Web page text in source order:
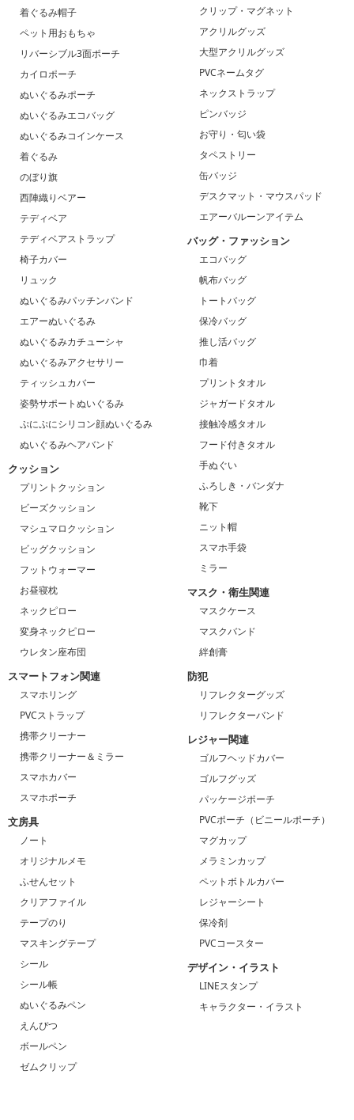
着ぐるみ帽子
ペット用おもちゃ
リバーシブル3面ポーチ
カイロポーチ
ぬいぐるみポーチ
ぬいぐるみエコバッグ
ぬいぐるみコインケース
着ぐるみ
のぼり旗
西陣織りベアー
テディベア
テディベアストラップ
椅子カバー
リュック
ぬいぐるみパッチンバンド
エアーぬいぐるみ
ぬいぐるみカチューシャ
ぬいぐるみアクセサリー
ティッシュカバー
姿勢サポートぬいぐるみ
ぷにぷにシリコン顔ぬいぐるみ
ぬいぐるみヘアバンド
クッション
プリントクッション
ビーズクッション
マシュマロクッション
ビッグクッション
フットウォーマー
お昼寝枕
ネックピロー
変身ネックピロー
ウレタン座布団
スマートフォン関連
スマホリング
PVCストラップ
携帯クリーナー
携帯クリーナー＆ミラー
スマホカバー
スマホポーチ
文房具
ノート
オリジナルメモ
ふせんセット
クリアファイル
テープのり
マスキングテープ
シール
シール帳
ぬいぐるみペン
えんぴつ
ボールペン
ゼムクリップ
クリップ・マグネット
アクリルグッズ
大型アクリルグッズ
PVCネームタグ
ネックストラップ
ピンバッジ
お守り・匂い袋
タペストリー
缶バッジ
デスクマット・マウスパッド
エアーバルーンアイテム
バッグ・ファッション
エコバッグ
帆布バッグ
トートバッグ
保冷バッグ
推し活バッグ
巾着
プリントタオル
ジャガードタオル
接触冷感タオル
フード付きタオル
手ぬぐい
ふろしき・バンダナ
靴下
ニット帽
スマホ手袋
ミラー
マスク・衛生関連
マスクケース
マスクバンド
絆創膏
防犯
リフレクターグッズ
リフレクターバンド
レジャー関連
ゴルフヘッドカバー
ゴルフグッズ
パッケージポーチ
PVCポーチ（ビニールポーチ）
マグカップ
メラミンカップ
ペットボトルカバー
レジャーシート
保冷剤
PVCコースター
デザイン・イラスト
LINEスタンプ
キャラクター・イラスト